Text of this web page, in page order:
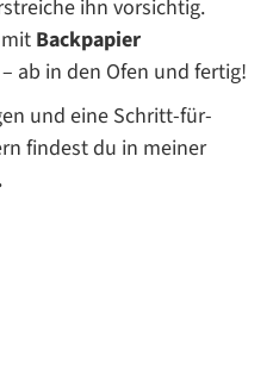
ihn vorsichtig.
Backpapier
– ab in den Ofen und fertig!
und eine Schritt-für-
findest du in meiner